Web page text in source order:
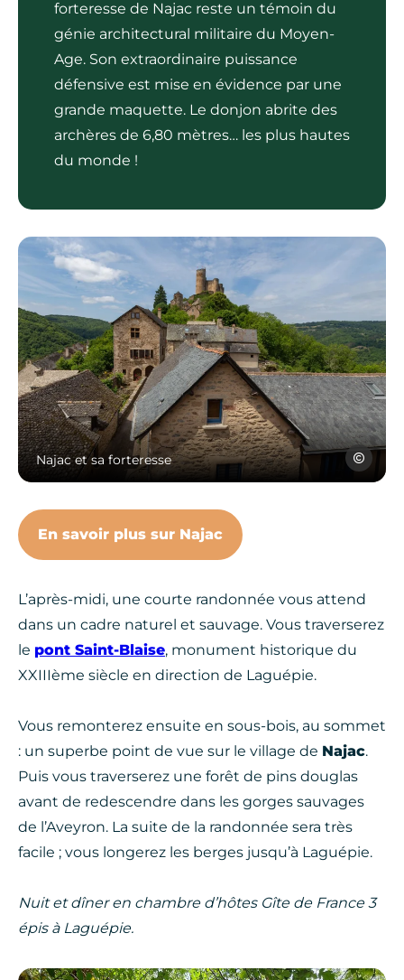
forteresse de Najac reste un témoin du
génie architectural militaire du Moyen-
Age. Son extraordinaire puissance
défensive est mise en évidence par une
grande maquette. Le donjon abrite des
archères de 6,80 mètres… les plus hautes
du monde !
Najac et sa forteresseNajac, l, © Aurélie Michel Aurélie
En savoir plus sur Najac
L’après-midi, une courte randonnée vous attend
dans un cadre naturel et sauvage. Vous traverserez
le pont Saint-Blaise, monument historique du
XXIIIème siècle en direction de Laguépie.
Vous remonterez ensuite en sous-bois, au sommet
: un superbe point de vue sur le village de Najac.
Puis vous traverserez une forêt de pins douglas
avant de redescendre dans les gorges sauvages
de l’Aveyron. La suite de la randonnée sera très
facile ; vous longerez les berges jusqu’à Laguépie.
Nuit et dîner en chambre d’hôtes Gîte de France 3
épis à Laguépie.